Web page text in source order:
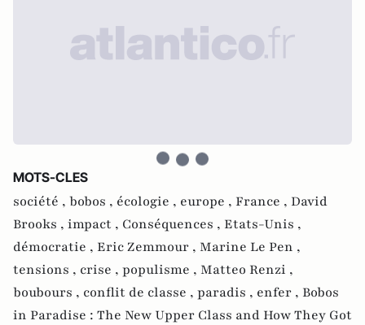
MOTS-CLES
société , bobos , écologie , europe , France , David
Brooks , impact , Conséquences , Etats-Unis ,
démocratie , Eric Zemmour , Marine Le Pen ,
tensions , crise , populisme , Matteo Renzi ,
boubours , conflit de classe , paradis , enfer , Bobos
in Paradise : The New Upper Class and How They Got